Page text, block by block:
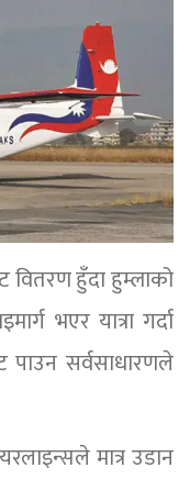
हुँदा हुम्लाको
भएर यात्रा गर्दा
सर्वसाधारणले
मात्र उडान